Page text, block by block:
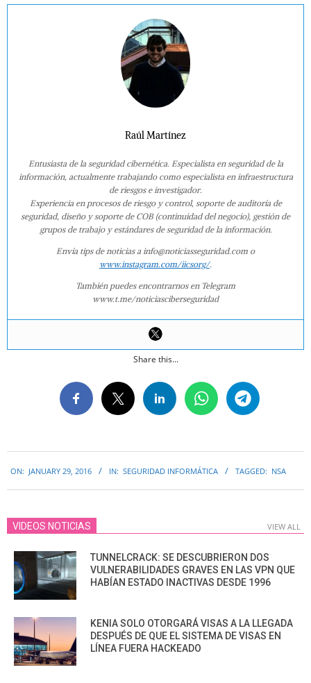
Raúl Martínez
Entusiasta de la seguridad cibernética. Especialista en seguridad de la
información, actualmente trabajando como especialista en infraestructura
de riesgos e investigador.
Experiencia en procesos de riesgo y control, soporte de auditoría de
seguridad, diseño y soporte de COB (continuidad del negocio), gestión de
grupos de trabajo y estándares de seguridad de la información.
Envía tips de noticias a info@noticiasseguridad.com o
www.instagram.com/iicsorg/.
También puedes encontrarnos en Telegram
www.t.me/noticiasciberseguridad
Share this...
01-
29
ON: JANUARY 29, 2016 IN: SEGURIDAD INFORMÁTICA TAGGED: NSA
VIDEOS NOTICIAS VIEW ALL
TUNNELCRACK: SE DESCUBRIERON DOS
VULNERABILIDADES GRAVES EN LAS VPN QUE
HABÍAN ESTADO INACTIVAS DESDE 1996
KENIA SOLO OTORGARÁ VISAS A LA LLEGADA
DESPUÉS DE QUE EL SISTEMA DE VISAS EN
LÍNEA FUERA HACKEADO